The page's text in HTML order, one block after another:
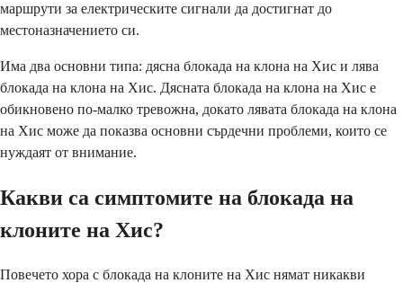
маршрути за електрическите сигнали да достигнат до
местоназначението си.
Има два основни типа: дясна блокада на клона на Хис и лява
блокада на клона на Хис. Дясната блокада на клона на Хис е
обикновено по-малко тревожна, докато лявата блокада на клона
на Хис може да показва основни сърдечни проблеми, които се
нуждаят от внимание.
Какви са симптомите на блокада на
клоните на Хис?
Повечето хора с блокада на клоните на Хис нямат никакви